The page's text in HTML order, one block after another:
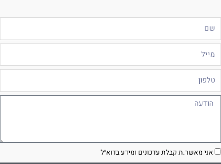
אני מאשר.ת קבלת עדכונים ומידע בדוא״ל